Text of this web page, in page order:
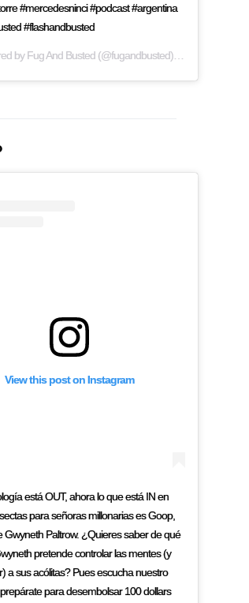
#mercedesninci #podcast #argentina
#flashandbusted
byFug And Busted(@fugandbusted) on
View this post on Instagram
está OUT, ahora lo que está IN en
para señoras millonarias es Goop,
Gwyneth Paltrow. ¿Quieres saber de qué
pretende controlar las mentes (y
a sus acólitas? Pues escucha nuestro
para desembolsar 100 dollars